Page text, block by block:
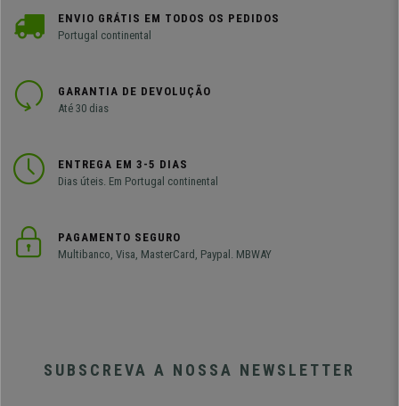
ENVIO GRÁTIS EM TODOS OS PEDIDOS
Portugal continental
GARANTIA DE DEVOLUÇÃO
Até 30 dias
ENTREGA EM 3-5 DIAS
Dias úteis. Em Portugal continental
PAGAMENTO SEGURO
Multibanco, Visa, MasterCard, Paypal. MBWAY
SUBSCREVA A NOSSA NEWSLETTER